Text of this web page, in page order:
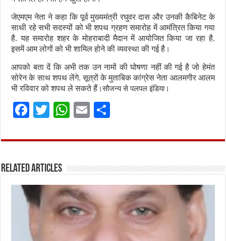
जेएमएम नेता ने कहा कि पूर्व मुख्यमंत्री रघुवर दास और उनकी कैबिनेट के
साथी रहे सभी सदस्यों को भी शपथ ग्रहण समारोह में आमंत्रित किया गया
है. यह समारोह शहर के मोहराबादी मैदान में आयोजित किया जा रहा है.
इसमें आम लोगों को भी शामिल होने की व्यवस्था की गई है ।
आपको बता दें कि अभी तक उन नामों की घोषणा नहीं की गई है जो हेमंत
सोरेन के साथ शपथ लेंगे. सूत्रों के मुताबिक कांग्रेस नेता आलमगीर आलम
भी रविवार को शपथ ले सकते हैं।सौजन्य से पलपल इंडिया।
F
ce
o
o
k
T
it
r
W
at
A
p
p
E
ai ar
Related Articles